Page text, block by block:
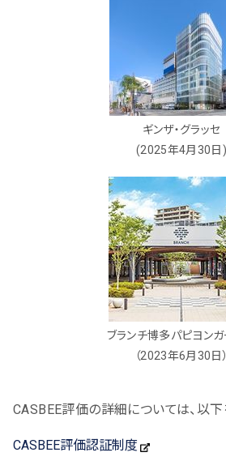
ギンザ・グラッセ
(2025年4月30日)
ブランチ博多パピヨン
（2023年6月30日）
CASBEE評価の詳細については、以下
CASBEE評価認証制度